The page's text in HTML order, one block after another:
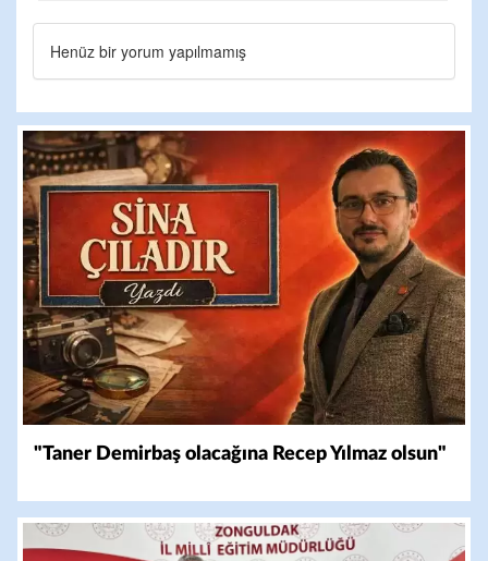
Henüz bir yorum yapılmamış
"Taner Demirbaş olacağına Recep Yılmaz olsun"